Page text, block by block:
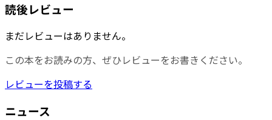
読後レビュー
まだレビューはありません。
この本をお読みの方、ぜひレビューをお書きください。
レビューを投稿する
ニュース